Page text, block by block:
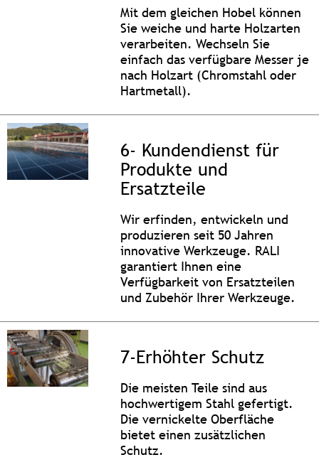
Mit dem gleichen Hobel können
Sie weiche und harte Holzarten
verarbeiten. Wechseln Sie
einfach das verfügbare Messer je
nach Holzart (Chromstahl oder
Hartmetall).
6- Kundendienst für
Produkte und
Ersatzteile
Wir erfinden, entwickeln und
produzieren seit 50 Jahren
innovative Werkzeuge. RALI
garantiert Ihnen eine
Verfügbarkeit von Ersatzteilen
und Zubehör Ihrer Werkzeuge.
7-Erhöhter Schutz
Die meisten Teile sind aus
hochwertigem Stahl gefertigt.
Die vernickelte Oberfläche
bietet einen zusätzlichen
Schutz.